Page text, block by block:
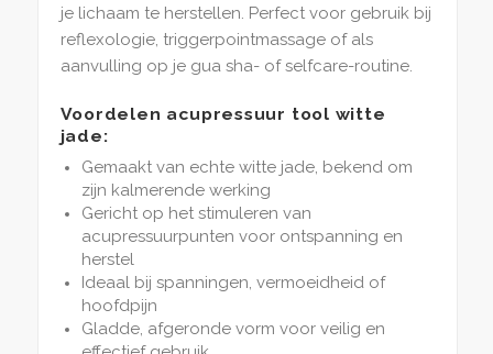
je lichaam te herstellen. Perfect voor gebruik bij
reflexologie, triggerpointmassage of als
aanvulling op je gua sha- of selfcare-routine.
Voordelen acupressuur tool witte
jade:
Gemaakt van echte witte jade, bekend om
zijn kalmerende werking
Gericht op het stimuleren van
acupressuurpunten voor ontspanning en
herstel
Ideaal bij spanningen, vermoeidheid of
hoofdpijn
Gladde, afgeronde vorm voor veilig en